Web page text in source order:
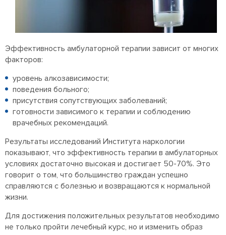
Эффективность амбулаторной терапии зависит от многих
факторов:
уровень алкозависимости;
поведения больного;
присутствия сопутствующих заболеваний;
готовности зависимого к терапии и соблюдению
врачебных рекомендаций.
Результаты исследований Института наркологии
показывают, что эффективность терапии в амбулаторных
условиях достаточно высокая и достигает 50-70%. Это
говорит о том, что большинство граждан успешно
справляются с болезнью и возвращаются к нормальной
жизни.
Для достижения положительных результатов необходимо
не только пройти лечебный курс, но и изменить образ